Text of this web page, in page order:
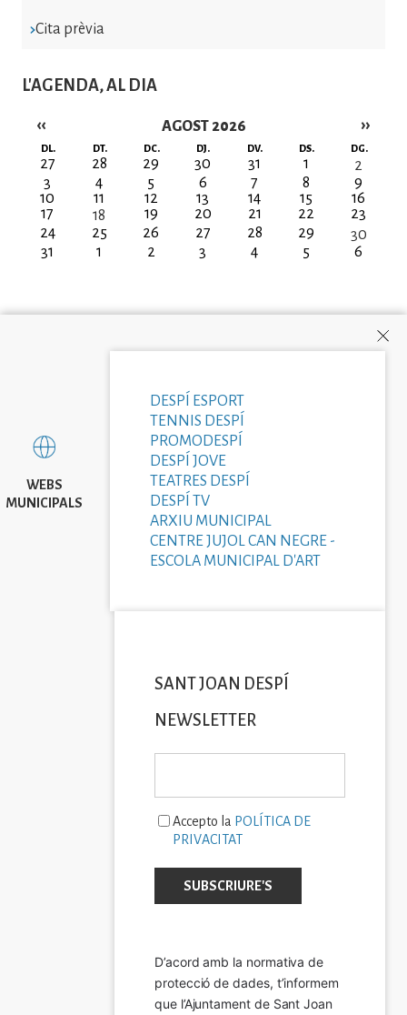
Cita prèvia
L'AGENDA, AL DIA
AGOST 2026
Paginació
‹‹ ››
DL. DT. DC. DJ. DV. DS. DG.
27 28 29 30 31 1
2
3
4 5 6 7 8
9
10
11 12 13 14 15
16
17
18 19 20 21 22
23
24
25 26 27 28 29
30
31
1 2 3 4 5 6
WEBS
MUNICIPALS
DESPÍ ESPORT
TENNIS DESPÍ
PROMODESPÍ
DESPÍ JOVE
TEATRES DESPÍ
DESPÍ TV
ARXIU MUNICIPAL
CENTRE JUJOL CAN NEGRE -
ESCOLA MUNICIPAL D'ART
SANT JOAN DESPÍ
NEWSLETTER
Accepto la POLÍTICA DE
PRIVACITAT
D’acord amb la normativa de
protecció de dades, t’informem
que l’Ajuntament de Sant Joan